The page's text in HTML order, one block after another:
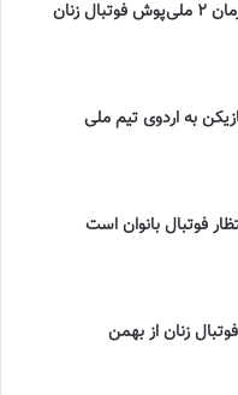
زنان
فوتبال بانوان است
زنان از بهمن